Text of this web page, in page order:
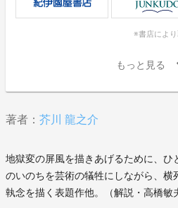
※書店により
著者： 芥川 龍之介
地獄変の屏風を描きあげるために、ひ
のいのちを芸術の犠牲にしながら、横
執念を描く表題作他。（解説・高橋敏